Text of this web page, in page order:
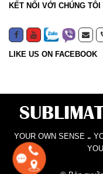
KẾT NỐI VỚI CHÚNG TÔI
LIKE US ON FACEBOOK
YOUR OWN SENSE -